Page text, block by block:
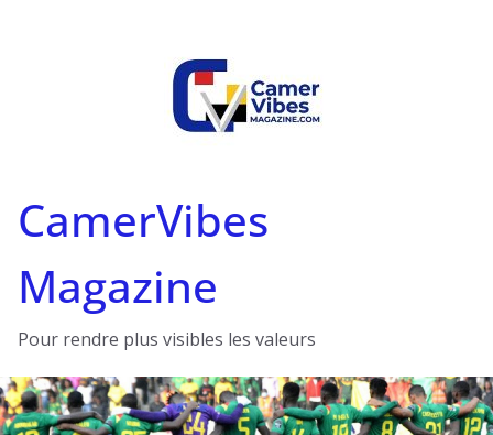
CamerVibes
Magazine
Pour rendre plus visibles les valeurs